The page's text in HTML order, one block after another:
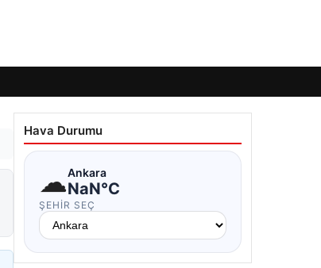
Hava Durumu
☁Ankara
NaN°C
ŞEHIR SEÇ